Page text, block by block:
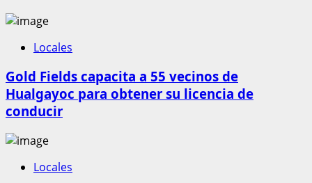
Locales
Gold Fields capacita a 55 vecinos de
Hualgayoc para obtener su licencia de
conducir
Locales